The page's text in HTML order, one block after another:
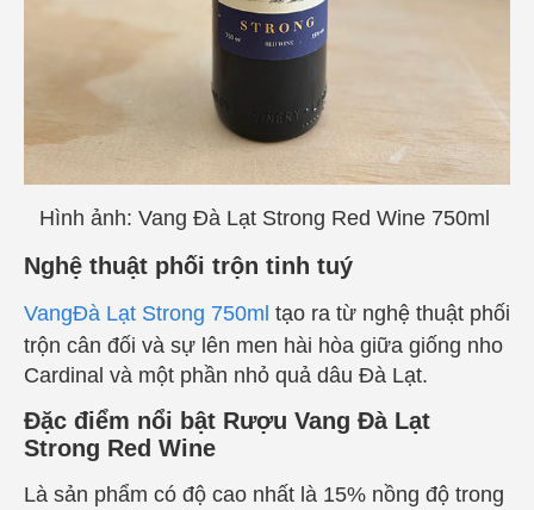
Hình ảnh: Vang Đà Lạt Strong Red Wine 750ml
Nghệ thuật phối trộn tinh tuý
VangĐà Lạt Strong 750ml tạo ra từ nghệ thuật phối
trộn cân đối và sự lên men hài hòa giữa giống nho
Cardinal và một phần nhỏ quả dâu Đà Lạt.
Đặc điểm nổi bật Rượu Vang Đà Lạt
Strong Red Wine
Là sản phẩm có độ cao nhất là 15% nồng độ trong